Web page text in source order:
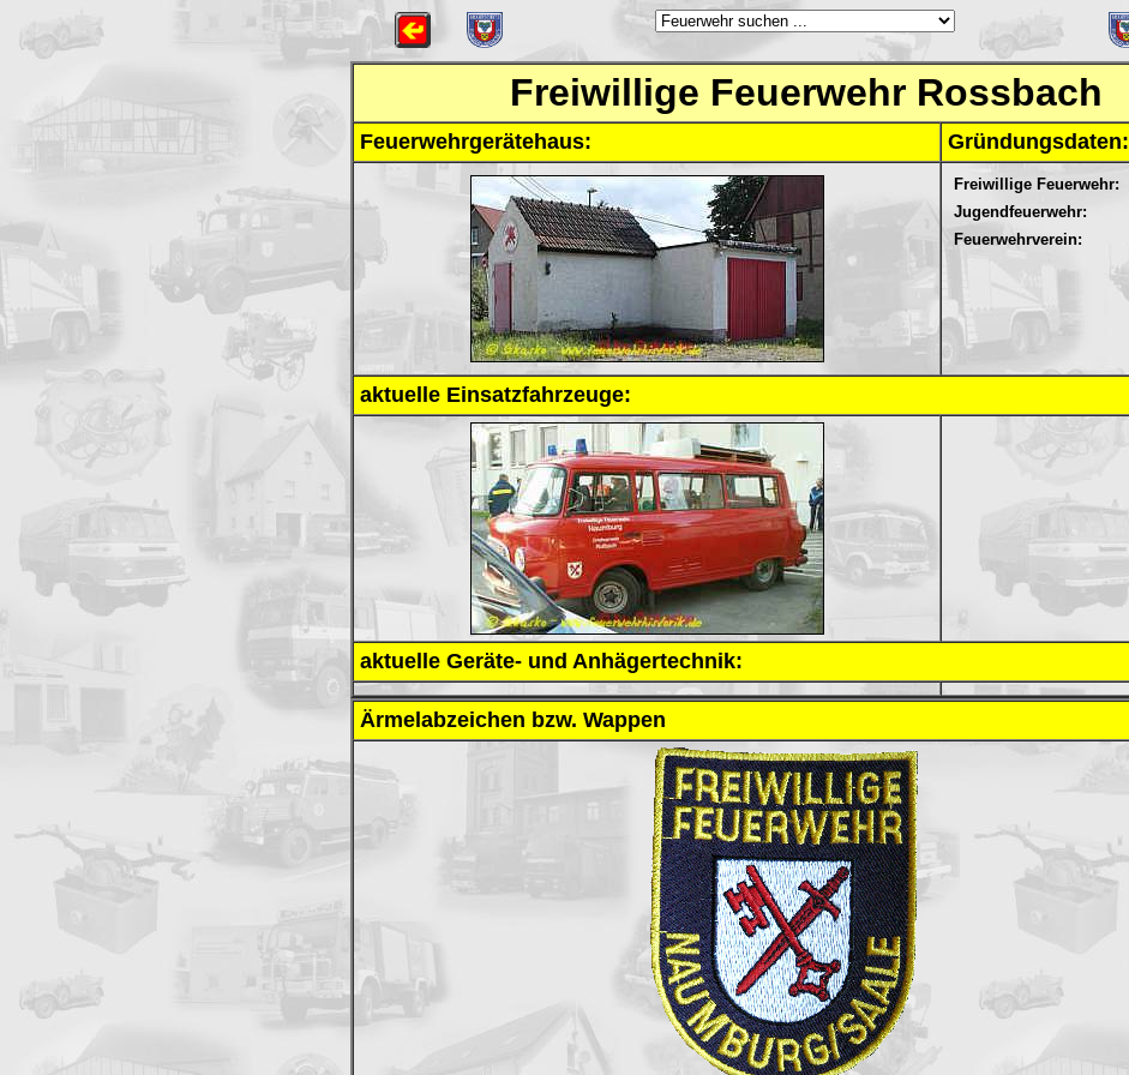
Freiwillige Feuerwehr Rossbach
Feuerwehrgerätehaus: Gründungsdaten:
Freiwillige Feuerwehr:
Jugendfeuerwehr:
Feuerwehrverein:
aktuelle Einsatzfahrzeuge:
aktuelle Geräte- und Anhägertechnik:
Ärmelabzeichen bzw. Wappen